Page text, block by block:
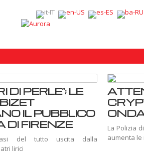
DI PERLE”; LE
IL PUBBLICO
DI FIRENZE
del tutto uscita dalla
lirici
La Polizia
aumenta